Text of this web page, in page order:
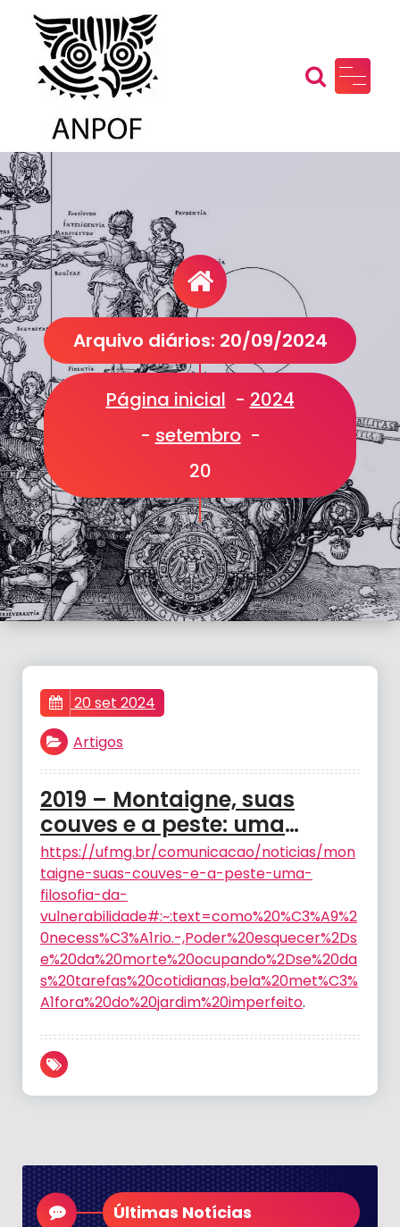
Pular
conteúdo
Arquivo diários: 20/09/2024
Página inicial - 2024
- setembro-
20
20 set 2024
Artigos
2019 – Montaigne, suas
couves e a peste: uma
filosofia da vulnerabilidade
– BIRCHAL, T.
https://ufmg.br/comunicacao/noticias/mon
taigne-suas-couves-e-a-peste-uma-
filosofia-da-
vulnerabilidade#:~:text=como%20%C3%A9%2
0necess%C3%A1rio.-,Poder%20esquecer%2Ds
e%20da%20morte%20ocupando%2Dse%20da
s%20tarefas%20cotidianas,bela%20met%C3%
A1fora%20do%20jardim%20imperfeito.
Últimas Notícias